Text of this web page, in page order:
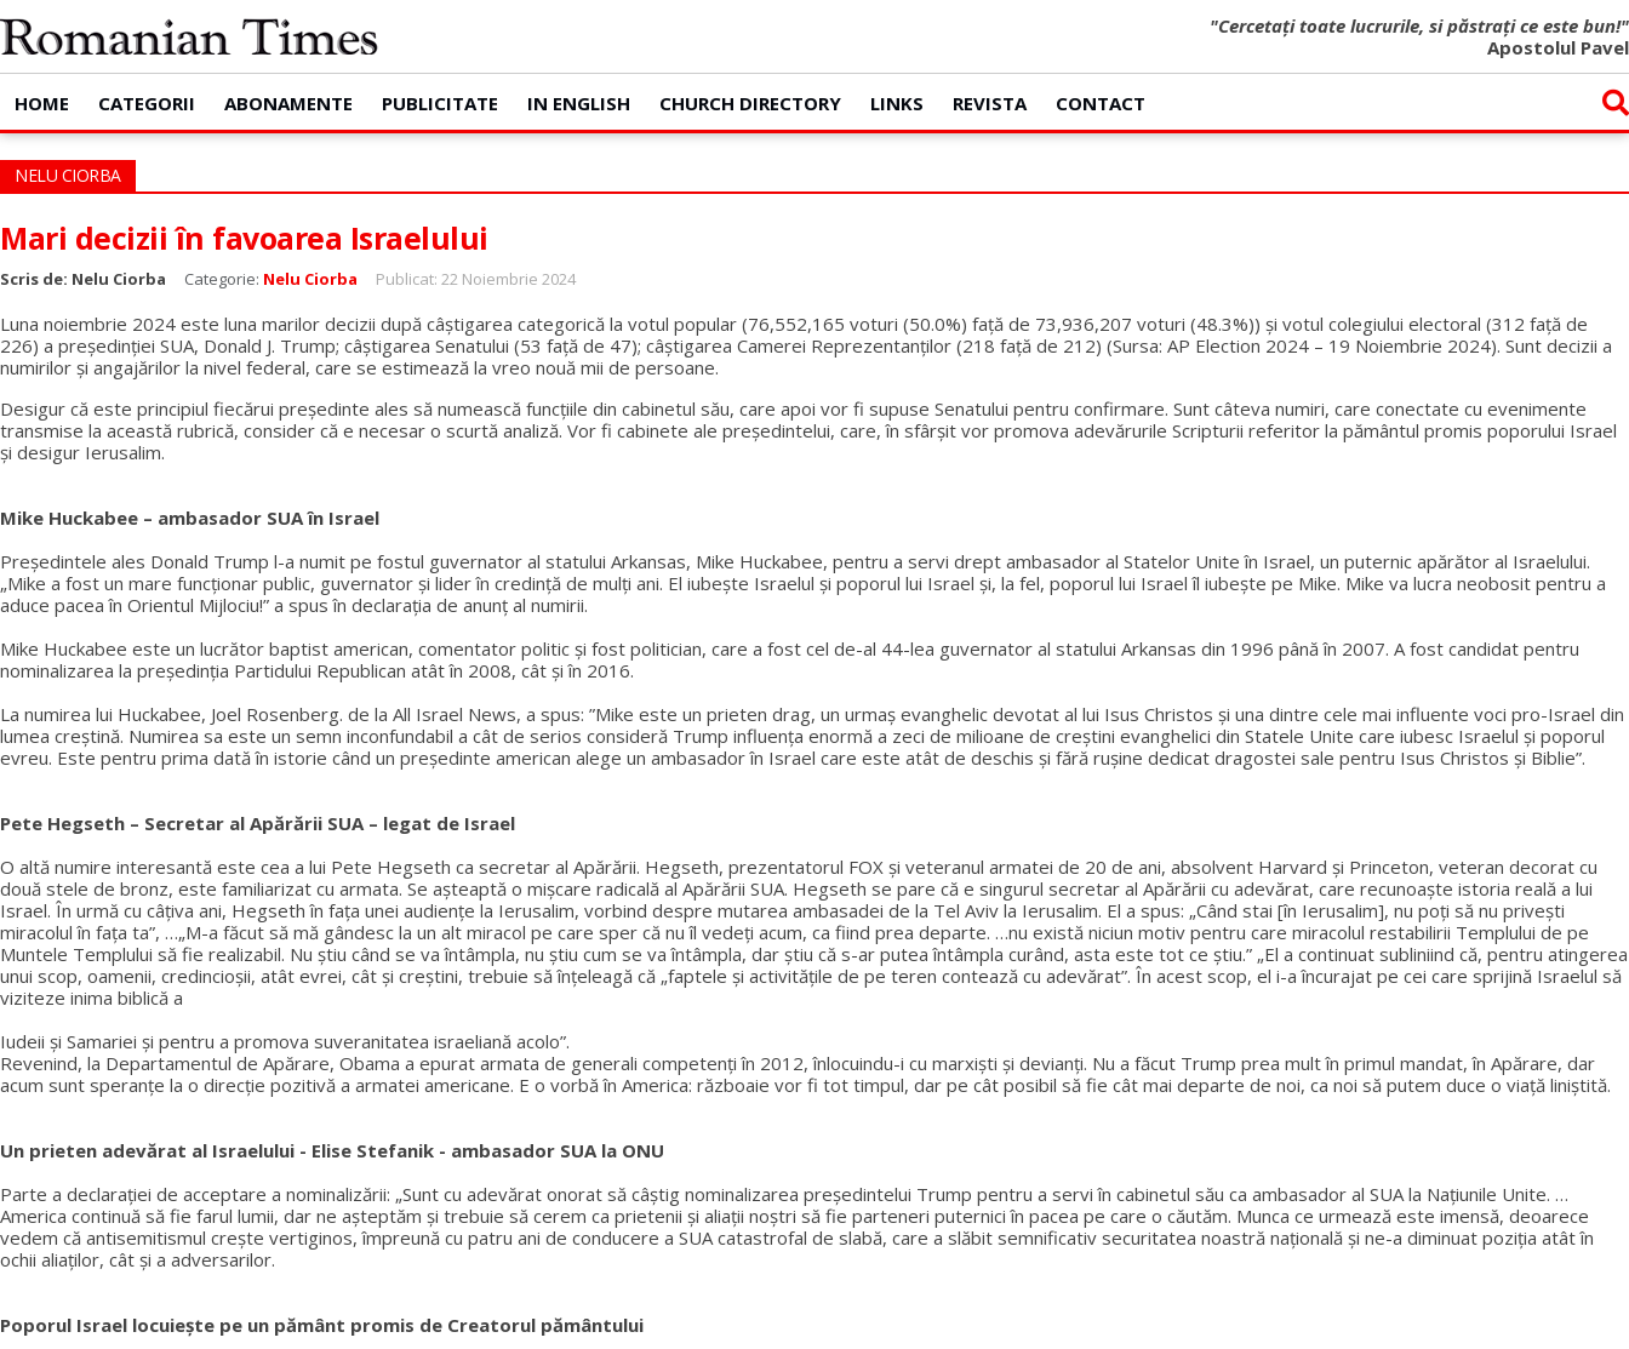
"Cercetați toate lucrurile, si păstrați ce este bun!"
Apostolul Pavel
HOME CATEGORII ABONAMENTE PUBLICITATE IN ENGLISH CHURCH DIRECTORY LINKS REVISTA CONTACT
NELU CIORBA
Mari decizii în favoarea Israelului
Scris de: Nelu Ciorba Categorie: Nelu Ciorba Publicat: 22 Noiembrie 2024
Luna noiembrie 2024 este luna marilor decizii după câștigarea categorică la votul popular (76,552,165 voturi (50.0%) față de 73,936,207 voturi (48.3%)) și votul colegiului electoral (312 față de
226) a președinției SUA, Donald J. Trump; câștigarea Senatului (53 față de 47); câștigarea Camerei Reprezentanților (218 față de 212) (Sursa: AP Election 2024 – 19 Noiembrie 2024). Sunt decizii a
numirilor și angajărilor la nivel federal, care se estimează la vreo nouă mii de persoane.
Desigur că este principiul fiecărui președinte ales să numească funcțiile din cabinetul său, care apoi vor fi supuse Senatului pentru confirmare. Sunt câteva numiri, care conectate cu evenimente
transmise la această rubrică, consider că e necesar o scurtă analiză. Vor fi cabinete ale președintelui, care, în sfârșit vor promova adevărurile Scripturii referitor la pământul promis poporului Israel
și desigur Ierusalim.
Mike Huckabee – ambasador SUA în Israel
Președintele ales Donald Trump l-a numit pe fostul guvernator al statului Arkansas, Mike Huckabee, pentru a servi drept ambasador al Statelor Unite în Israel, un puternic apărător al Israelului.
„Mike a fost un mare funcționar public, guvernator și lider în credință de mulți ani. El iubește Israelul și poporul lui Israel și, la fel, poporul lui Israel îl iubește pe Mike. Mike va lucra neobosit pentru a
aduce pacea în Orientul Mijlociu!” a spus în declarația de anunț al numirii.
Mike Huckabee este un lucrător baptist american, comentator politic și fost politician, care a fost cel de-al 44-lea guvernator al statului Arkansas din 1996 până în 2007. A fost candidat pentru
nominalizarea la președinția Partidului Republican atât în 2008, cât și în 2016.
La numirea lui Huckabee, Joel Rosenberg. de la All Israel News, a spus: ”Mike este un prieten drag, un urmaș evanghelic devotat al lui Isus Christos și una dintre cele mai influente voci pro-Israel din
lumea creștină. Numirea sa este un semn inconfundabil a cât de serios consideră Trump influența enormă a zeci de milioane de creștini evanghelici din Statele Unite care iubesc Israelul și poporul
evreu. Este pentru prima dată în istorie când un președinte american alege un ambasador în Israel care este atât de deschis și fără rușine dedicat dragostei sale pentru Isus Christos și Biblie”.
Pete Hegseth – Secretar al Apărării SUA – legat de Israel
O altă numire interesantă este cea a lui Pete Hegseth ca secretar al Apărării. Hegseth, prezentatorul FOX și veteranul armatei de 20 de ani, absolvent Harvard și Princeton, veteran decorat cu
două stele de bronz, este familiarizat cu armata. Se așteaptă o mișcare radicală al Apărării SUA. Hegseth se pare că e singurul secretar al Apărării cu adevărat, care recunoaște istoria reală a lui
Israel. În urmă cu câțiva ani, Hegseth în fața unei audiențe la Ierusalim, vorbind despre mutarea ambasadei de la Tel Aviv la Ierusalim. El a spus: „Când stai [în Ierusalim], nu poți să nu privești
miracolul în fața ta”, …„M-a făcut să mă gândesc la un alt miracol pe care sper că nu îl vedeți acum, ca fiind prea departe. …nu există niciun motiv pentru care miracolul restabilirii Templului de pe
Muntele Templului să fie realizabil. Nu știu când se va întâmpla, nu știu cum se va întâmpla, dar știu că s-ar putea întâmpla curând, asta este tot ce știu.” „El a continuat subliniind că, pentru atingerea
unui scop, oamenii, credincioșii, atât evrei, cât și creștini, trebuie să înțeleagă că „faptele și activitățile de pe teren contează cu adevărat”. În acest scop, el i-a încurajat pe cei care sprijină Israelul să
viziteze inima biblică a
Iudeii și Samariei și pentru a promova suveranitatea israeliană acolo”.
Revenind, la Departamentul de Apărare, Obama a epurat armata de generali competenți în 2012, înlocuindu-i cu marxiști și devianți. Nu a făcut Trump prea mult în primul mandat, în Apărare, dar
acum sunt speranțe la o direcție pozitivă a armatei americane. E o vorbă în America: războaie vor fi tot timpul, dar pe cât posibil să fie cât mai departe de noi, ca noi să putem duce o viață liniștită.
Un prieten adevărat al Israelului - Elise Stefanik - ambasador SUA la ONU
Parte a declarației de acceptare a nominalizării: „Sunt cu adevărat onorat să câștig nominalizarea președintelui Trump pentru a servi în cabinetul său ca ambasador al SUA la Națiunile Unite. …
America continuă să fie farul lumii, dar ne așteptăm și trebuie să cerem ca prietenii și aliații noștri să fie parteneri puternici în pacea pe care o căutăm. Munca ce urmează este imensă, deoarece
vedem că antisemitismul crește vertiginos, împreună cu patru ani de conducere a SUA catastrofal de slabă, care a slăbit semnificativ securitatea noastră națională și ne-a diminuat poziția atât în ​​
ochii aliaților, cât și a adversarilor.
Poporul Israel locuiește pe un pământ promis de Creatorul pământului